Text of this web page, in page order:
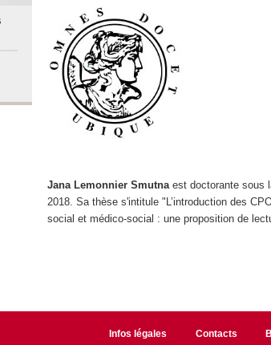
Jana Lemonnier Smutnaest doctorante sous
2018. Sa thèse s'intitule "L’introduction des
social et médico-social : une proposition de
Infos légales Contacts